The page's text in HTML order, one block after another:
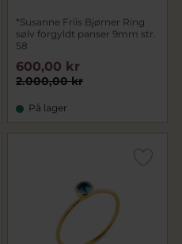
*Susanne Friis Bjørner Ring
sølv forgyldt panser 9mm str.
58
2.000,00 kr
600,00 kr
På lager